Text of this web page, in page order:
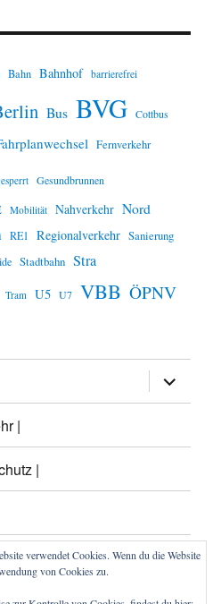
Bahn Bahnhof barrierefrei
Bus BVG Cottbus
Fernverkehr
Gesundbrunnen
Mobilität Nahverkehr Nord
RE1 Regionalverkehr Sanierung
Stadtbahn Stra
Tram U5 U7 VBB ÖPNV
öffnen
|
|
verwendet Cookies. Wenn du die Website
von Cookies zu.